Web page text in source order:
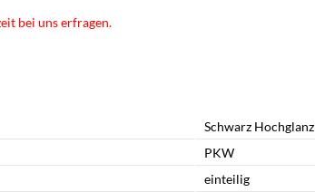
bei uns erfragen.
Schwarz Hochglanz
PKW
einteilig